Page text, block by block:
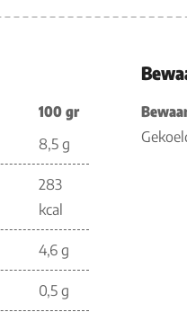
100 gr
8,5 g
283
kcal
4,6 g
0,5 g